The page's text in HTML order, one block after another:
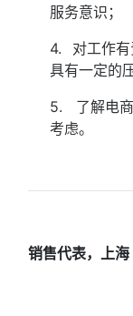
服务意识；
4.
对工作
具有一定的
5. 了解电商
考虑。
销售代表，上海